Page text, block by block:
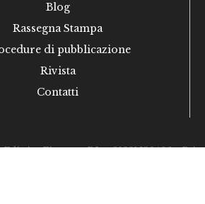
Blog
Rassegna Stampa
di pubblicazione
Rivista
Contatti
Firenze - P.Iva 01981530486 -